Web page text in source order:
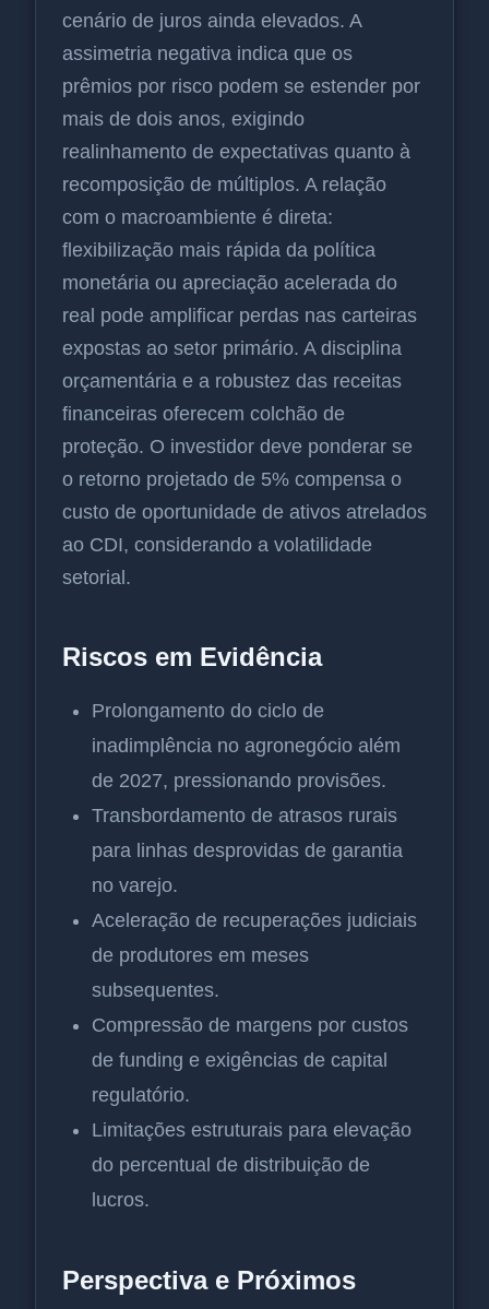
cenário de juros ainda elevados. A
assimetria negativa indica que os
prêmios por risco podem se estender por
mais de dois anos, exigindo
realinhamento de expectativas quanto à
recomposição de múltiplos. A relação
com o macroambiente é direta:
flexibilização mais rápida da política
monetária ou apreciação acelerada do
real pode amplificar perdas nas carteiras
expostas ao setor primário. A disciplina
orçamentária e a robustez das receitas
financeiras oferecem colchão de
proteção. O investidor deve ponderar se
o retorno projetado de 5% compensa o
custo de oportunidade de ativos atrelados
ao CDI, considerando a volatilidade
setorial.
Riscos em Evidência
Prolongamento do ciclo de
inadimplência no agronegócio além
de 2027, pressionando provisões.
Transbordamento de atrasos rurais
para linhas desprovidas de garantia
no varejo.
Aceleração de recuperações judiciais
de produtores em meses
subsequentes.
Compressão de margens por custos
de funding e exigências de capital
regulatório.
Limitações estruturais para elevação
do percentual de distribuição de
lucros.
Perspectiva e Próximos